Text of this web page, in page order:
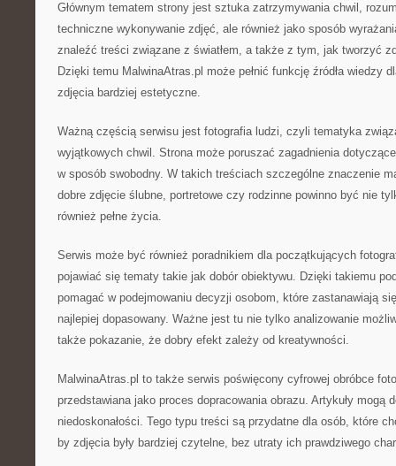
Głównym tematem strony jest sztuka zatrzymywania chwil,
techniczne wykonywanie zdjęć, ale również jako sposób
znaleźć treści związane z światłem, a także z tym, jak tworzyć
Dzięki temu MalwinaAtras.pl może pełnić funkcję źródła wiedzy
zdjęcia bardziej estetyczne.
Ważną częścią serwisu jest fotografia ludzi, czyli tematyka
wyjątkowych chwil. Strona może poruszać zagadnienia
w sposób swobodny. W takich treściach szczególne znaczenie
dobre zdjęcie ślubne, portretowe czy rodzinne powinno być nie
również pełne życia.
Serwis może być również poradnikiem dla początkujących
pojawiać się tematy takie jak dobór obiektywu. Dzięki takiemu
pomagać w podejmowaniu decyzji osobom, które zastanawiają
najlepiej dopasowany. Ważne jest tu nie tylko analizowanie
także pokazanie, że dobry efekt zależy od kreatywności.
MalwinaAtras.pl to także serwis poświęcony cyfrowej obróbce
przedstawiana jako proces dopracowania obrazu. Artykuły mogą
niedoskonałości. Tego typu treści są przydatne dla osób, które
by zdjęcia były bardziej czytelne, bez utraty ich prawdziwego